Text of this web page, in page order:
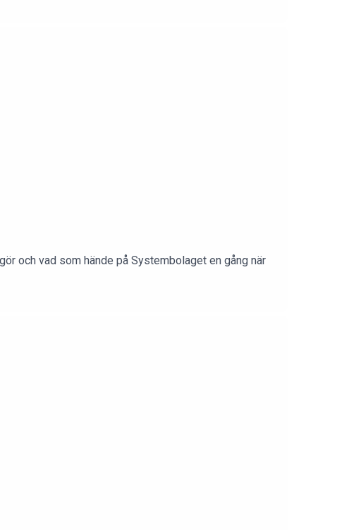
och vad som hände på Systembolaget en gång när